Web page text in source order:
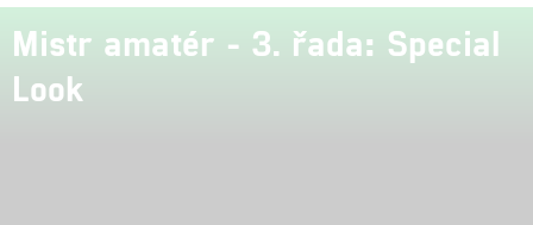
Mistr amatér - 3. řada: Special
Look